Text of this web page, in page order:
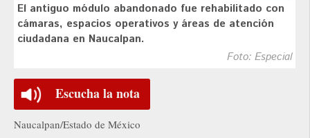
El antiguo módulo abandonado fue rehabilitado con
cámaras, espacios operativos y áreas de atención
ciudadana en Naucalpan.
Foto: Especial
Escucha la nota
Naucalpan/Estado de México